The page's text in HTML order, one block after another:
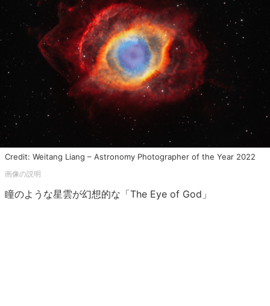
Credit: Weitang Liang – Astronomy Photographer of the Year 2022
瞳のような星雲が幻想的な「The Eye of God」